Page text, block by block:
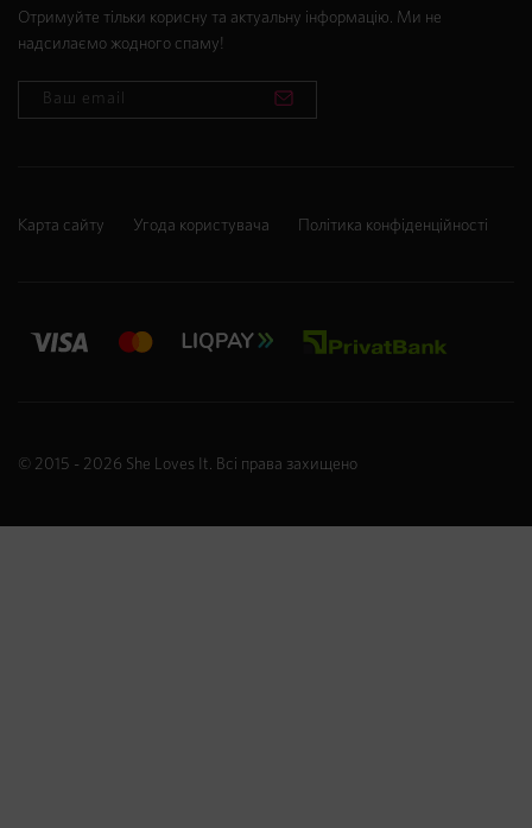
Отримуйте тільки корисну та актуальну інформацію. Ми не
надсилаємо жодного спаму!
© 2015 - 2026 She Loves It . Всі права захищено
Карта сайту Угода користувача Політика конфіденційності